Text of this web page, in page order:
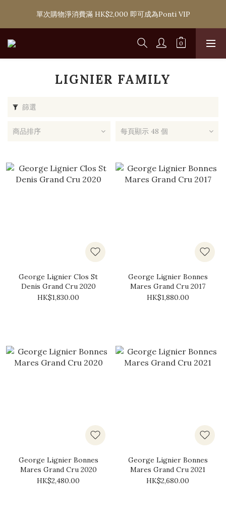
購滿 HK$1,800 即可享香港本地免費送貨服務，或選擇於6間分店
免費自取
單次購物淨消費滿 HK$2,000 即可成為Ponti VIP
購滿 HK$1,800 即可享香港本地免費送貨服務，或選擇於6間分店
LIGNIER FAMILY
篩選
商品排序 每頁顯示 48 個
George Lignier Clos St
Denis Grand Cru 2020
HK$1,830.00
George Lignier Bonnes
Mares Grand Cru 2017
HK$1,880.00
George Lignier Bonnes
Mares Grand Cru 2020
HK$2,480.00
George Lignier Bonnes
Mares Grand Cru 2021
HK$2,680.00